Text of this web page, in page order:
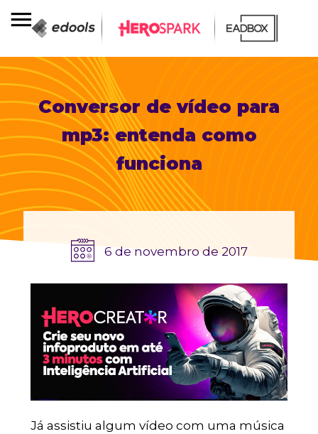
Conversor de vídeo para
mp3: entenda como
funciona
6 de novembro de 2017
Já assistiu algum vídeo com uma música